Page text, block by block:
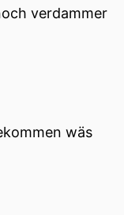
verdammer
wäs